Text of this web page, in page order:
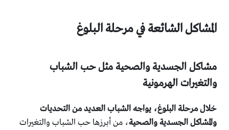
المشاكل الشائعة في مرحلة البلوغ
مشاكل الجسدية والصحية مثل حب الشباب
والتغيرات الهرمونية
خلال مرحلة البلوغ، يواجه الشباب العديد من التحديات
والمشاكل الجسدية والصحية، من أبرزها حب الشباب والتغيرات